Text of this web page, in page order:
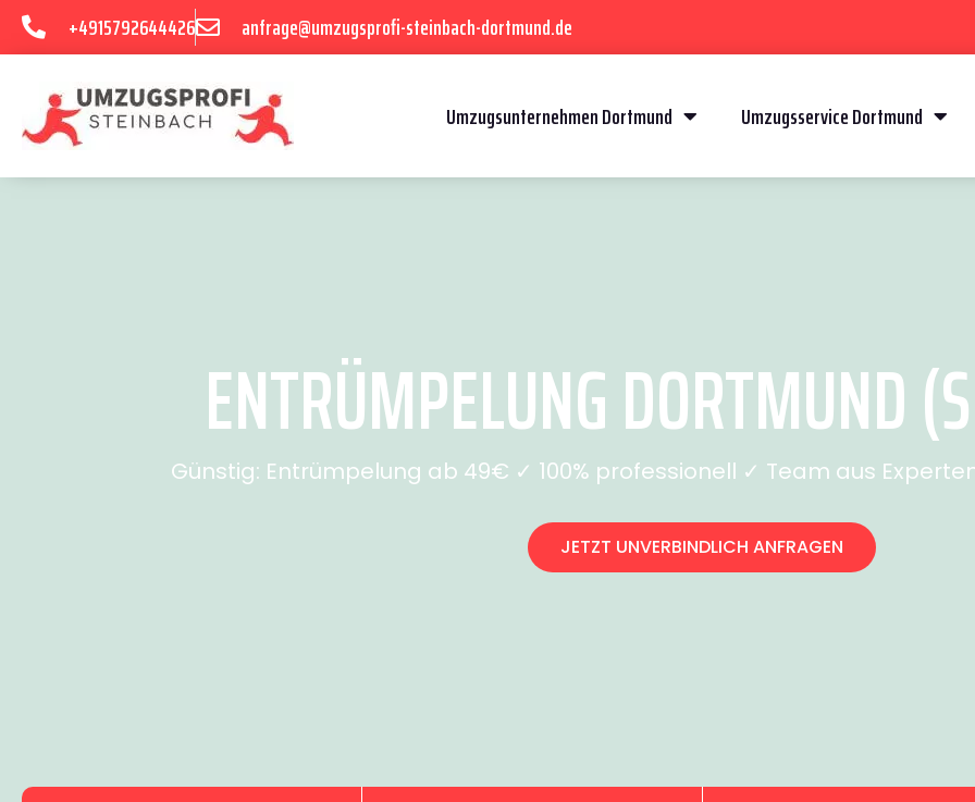
+4915792644426 anfrage@umzugsprofi-steinbach-dortmund.de
Umzugsunternehmen Dortmund Umzugsservice Dortmund
ENTRÜMPELUNG DORTMUND
Günstig: Entrümpelung ab 49€ ✓ 100% professionell ✓ Team aus
JETZT UNVERBINDLICH ANFRAGEN